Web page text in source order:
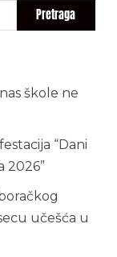
škole ne
“Dani
2026”
učešća u